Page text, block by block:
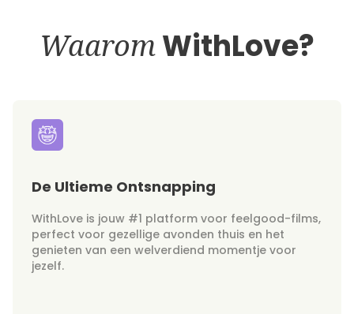
WaaromWithLove?
De Ultieme Ontsnapping
WithLove is jouw #1 platform voor feelgood-films,
perfect voor gezellige avonden thuis en het
genieten van een welverdiend momentje voor
jezelf.